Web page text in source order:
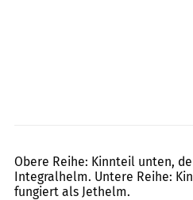
Obere Reihe: Kinnteil unten,
Integralhelm. Untere Reihe:
fungiert als Jethelm.